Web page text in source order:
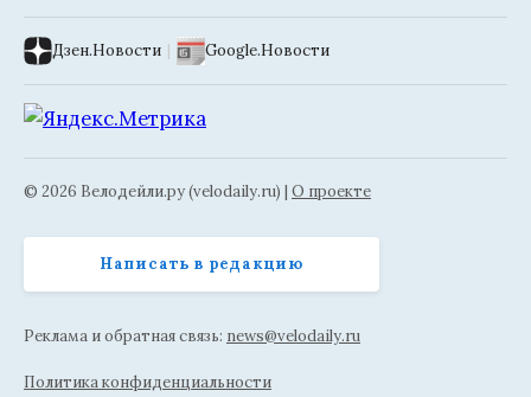
Дзен.Новости | Google.Новости
© 2026 Велодейли.ру (velodaily.ru) | О проекте
Написать в редакцию
Реклама и обратная связь: news@velodaily.ru
Политика конфиденциальности